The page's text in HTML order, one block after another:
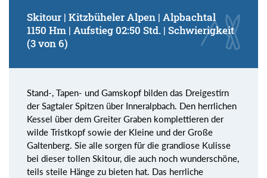
Skitour | Kitzbüheler Alpen | Alpbachtal
1150 Hm | Aufstieg 02:50 Std. | Schwierigkeit
(3 von 6)
Stand-, Tapen- und Gamskopf bilden das Dreigestirn
der Sagtaler Spitzen über Inneralpbach. Den herrlichen
Kessel über dem Greiter Graben komplettieren der
wilde Tristkopf sowie der Kleine und der Große
Galtenberg. Sie alle sorgen für die grandiose Kulisse
bei dieser tollen Skitour, die auch noch wunderschöne,
teils steile Hänge zu bieten hat. Das herrliche